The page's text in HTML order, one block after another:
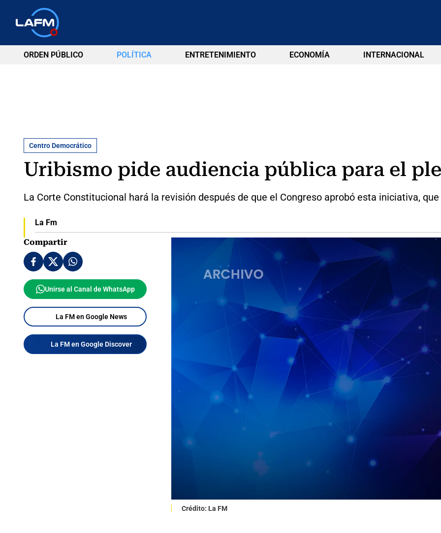
ORDEN PÚBLICO POLÍTICA ENTRETENIMIENTO ECONOMÍA INTERNACIONAL
Centro Democrático
Uribismo pide audiencia pública para el
La Corte Constitucional hará la revisión después de que el Congreso aprobó esta iniciativa,
La Fm
Compartir
Unirse al Canal de WhatsApp
La FM en Google News
La FM en Google Discover
Crédito: La FM